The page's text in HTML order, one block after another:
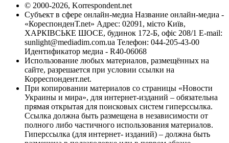
© 2000-2026, Korrespondent.net
Субъект в сфере онлайн-медиа Название онлайн-медиа -
«КореспонденТ.net» Адрес: 02091, місто Київ,
ХАРКІВСЬКЕ ШОСЕ, будинок 172-Б, офіс 208/1 E-mail:
sunlight@mediadim.com.ua Телефон: 044-205-43-00
Идентификатор медиа - R40-06068
Использование любых материалов, размещённых на
сайте, разрешается при условии ссылки на
Корреспондент.net.
При копировании материалов со страницы «Новости
Украины и мира», для интернет-изданий – обязательна
прямая открытая для поисковых систем гиперссылка.
Ссылка должна быть размещена в независимости от
полного либо частичного использования материалов.
Гиперссылка (для интернет- изданий) – должна быть